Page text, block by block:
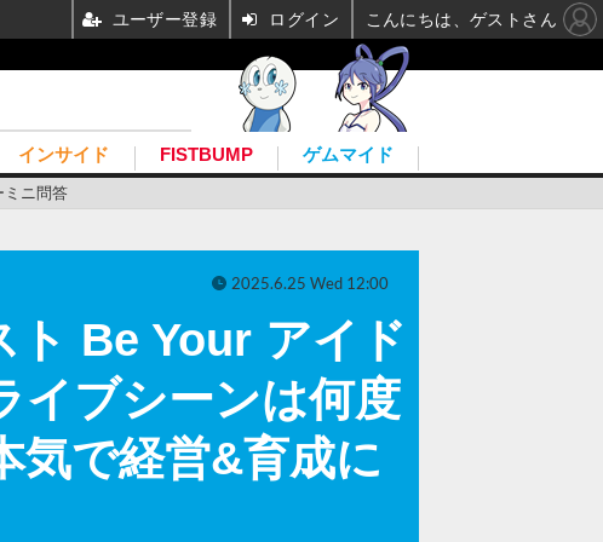
ミニ問答
インサイド FISTBUMP ゲムマイド
Be Your アイド
イブシーンは何度
気で経営&育成に
2025.6.25 Wed 12:00
ユーザー登録 ログイン こんにちは、ゲストさん